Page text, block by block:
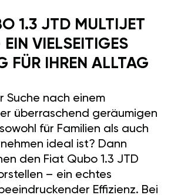
1.3 JTD MULTIJET
VIELSEITIGES
FÜR IHREN ALLTAG
Suche nach einem
überraschend geräumigen
für Familien als auch
ideal ist? Dann
den Fiat Qubo 1.3 JTD
– ein echtes
Effizienz. Bei